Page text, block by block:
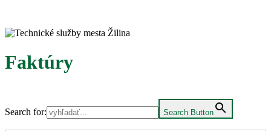
Faktúry
Search for: Search Button